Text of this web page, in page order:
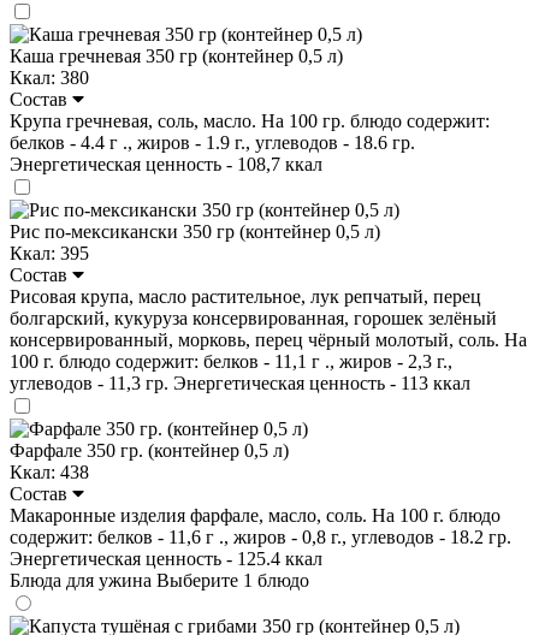
Каша гречневая 350 гр (контейнер 0,5 л)
Ккал: 380
Состав
Крупа гречневая, соль, масло. На 100 гр. блюдо содержит:
белков - 4.4 г ., жиров - 1.9 г., углеводов - 18.6 гр.
Энергетическая ценность - 108,7 ккал
Рис по-мексикански 350 гр (контейнер 0,5 л)
Ккал: 395
Состав
Рисовая крупа, масло растительное, лук репчатый, перец
болгарский, кукуруза консервированная, горошек зелёный
консервированный, морковь, перец чёрный молотый, соль. На
100 г. блюдо содержит: белков - 11,1 г ., жиров - 2,3 г.,
углеводов - 11,3 гр. Энергетическая ценность - 113 ккал
Фарфале 350 гр. (контейнер 0,5 л)
Ккал: 438
Состав
Макаронные изделия фарфале, масло, соль. На 100 г. блюдо
содержит: белков - 11,6 г ., жиров - 0,8 г., углеводов - 18.2 гр.
Энергетическая ценность - 125.4 ккал
Блюда для ужина Выберите 1 блюдо